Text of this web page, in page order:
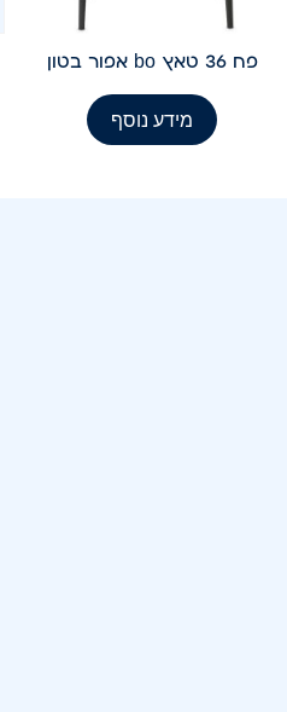
פח 36 טאץ bo אפור בטון
מידע נוסף